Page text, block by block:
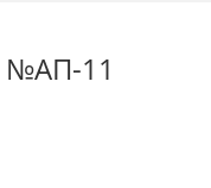
№АП-11